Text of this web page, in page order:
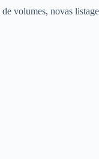
volumes, novas